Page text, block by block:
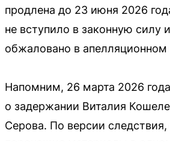
продлена до 23 июня 2026
не вступило в законную силу
обжаловано в апелляционном
Напомним, 26 марта 2026
о задержании Виталия
Серова. По версии